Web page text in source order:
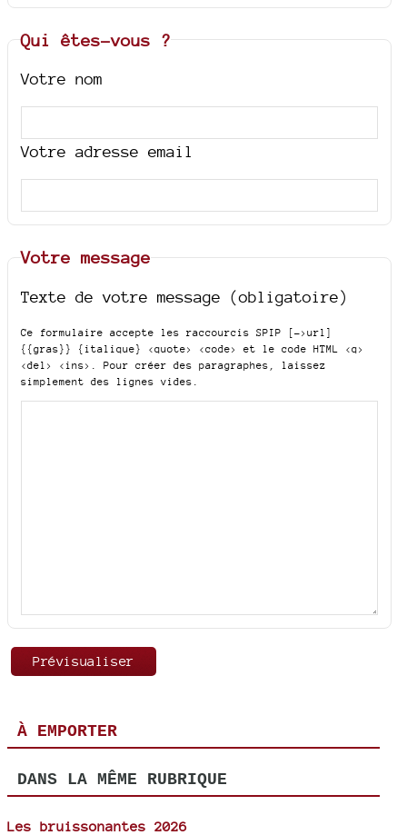
Qui êtes-vous ?
Votre nom
Votre adresse email
Votre message
Texte de votre message (obligatoire)
Ce formulaire accepte les raccourcis SPIP
[->url]
{{gras}} {italique} <quote> <code>
et le code HTML <q>
<del> <ins>
. Pour créer des paragraphes, laissez
simplement des lignes vides.
À EMPORTER
DANS LA MÊME RUBRIQUE
Les bruissonantes 2026